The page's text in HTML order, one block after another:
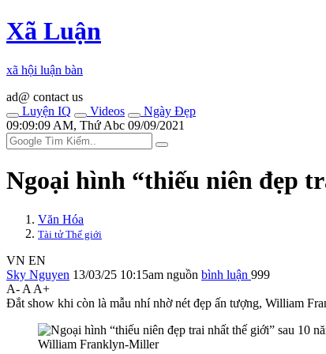
Xã Luận
xã hội luận bàn
ad@ contact us
Luyện IQ
Videos
Ngày Đẹp
09:09:09 AM, Thứ Abc 09/09/2021
Ngoại hình “thiếu niên đẹp
Văn Hóa
Tài tử Thế giới
VN EN
Sky Nguyen 13/03/25 10:15am nguồn bình luận 999
A- A A+
Đắt show khi còn là mẫu nhí nhờ nét đẹp ấn tượng, William
William Franklyn-Miller